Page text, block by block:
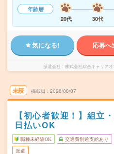
年齢層
20代
30代
気になる! 応募へ
派遣会社 株式会社綜合キャリア
未読 掲載日 2026/08/07
【初心者歓迎！】組立
日払いOK
職種未経験OK 交通費別途支給あり
派遣